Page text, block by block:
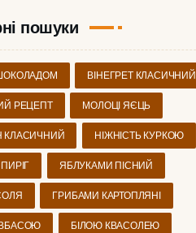
пошуки
ВІНЕГРЕТ КЛАСИЧНИЙ
РЕЦЕПТ МОЛОЦІ ЯЄЦЬ
КЛАСИЧНИЙ НІЖНІСТЬ КУРКОЮ
ЯБЛУКАМИ ПІСНИЙ
ГРИБАМИ КАРТОПЛЯНІ
БІЛОЮ КВАСОЛЕЮ